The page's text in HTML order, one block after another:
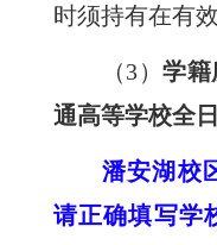
时须持有在有
（3）学籍
通高等学校全
潘安湖校
请正确填写学